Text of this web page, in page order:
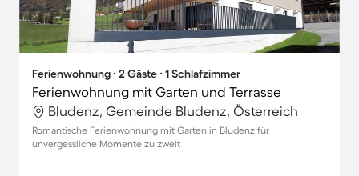
Ferienwohnung ∙ 2 Gäste ∙ 1 Schlafzimmer
Ferienwohnung mit Garten und Terrasse
Bludenz, Gemeinde Bludenz, Österreich
Romantische Ferienwohnung mit Garten in Bludenz für
unvergessliche Momente zu zweit